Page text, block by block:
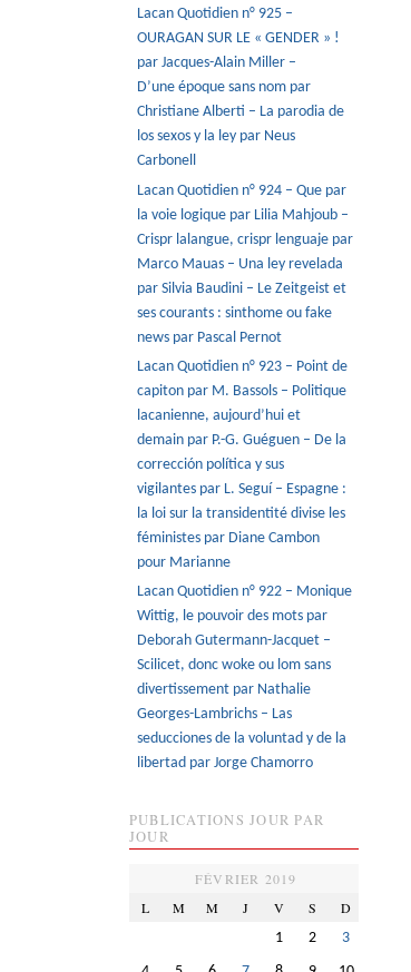
Lacan Quotidien n° 925 –
OURAGAN SUR LE « GENDER » !
par Jacques-Alain Miller –
D’une époque sans nom par
Christiane Alberti – La parodia de
los sexos y la ley par Neus
Carbonell
Lacan Quotidien n° 924 – Que par
la voie logique par Lilia Mahjoub –
Crispr lalangue, crispr lenguaje par
Marco Mauas – Una ley revelada
par Silvia Baudini – Le Zeitgeist et
ses courants : sinthome ou fake
news par Pascal Pernot
Lacan Quotidien n° 923 – Point de
capiton par M. Bassols – Politique
lacanienne, aujourd’hui et
demain par P.-G. Guéguen – De la
corrección política y sus
vigilantes par L. Seguí – Espagne :
la loi sur la transidentité divise les
féministes par Diane Cambon
pour Marianne
Lacan Quotidien n° 922 – Monique
Wittig, le pouvoir des mots par
Deborah Gutermann-Jacquet –
Scilicet, donc woke ou lom sans
divertissement par Nathalie
Georges-Lambrichs – Las
seducciones de la voluntad y de la
libertad par Jorge Chamorro
PUBLICATIONS JOUR PAR
JOUR
FÉVRIER 2019
L
M M J V S D
1 2
3